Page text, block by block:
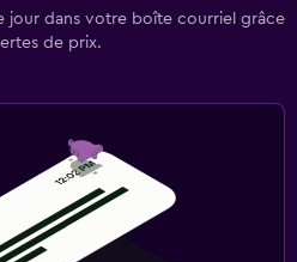
jour dans votre boîte courriel grâce
de prix.